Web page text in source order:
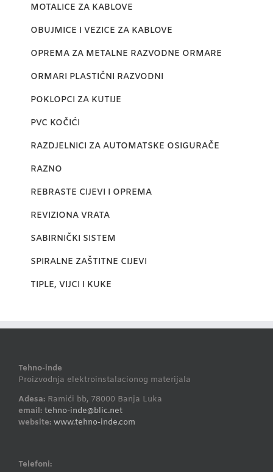
MOTALICE ZA KABLOVE
OBUJMICE I VEZICE ZA KABLOVE
OPREMA ZA METALNE RAZVODNE ORMARE
ORMARI PLASTIČNI RAZVODNI
POKLOPCI ZA KUTIJE
PVC KOČIĆI
RAZDJELNICI ZA AUTOMATSKE OSIGURAČE
RAZNO
REBRASTE CIJEVI I OPREMA
REVIZIONA VRATA
SABIRNIČKI SISTEM
SPIRALNE ZAŠTITNE CIJEVI
TIPLE, VIJCI I KUKE
Tehno-inde
Proizvodnja elektroinstalacionog materijala
Adesa: Ramići bb, 78000 Banja Luka
email: tehno-inde@blic.net
website: www.tehno-inde.com
Telefoni: